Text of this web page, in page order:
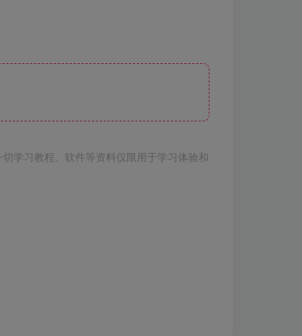
学习教程、软件等资料仅限用于学习体验和